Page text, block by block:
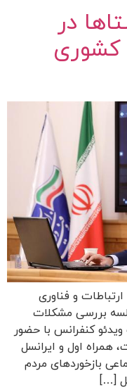
در
کشوری
و فناوری
بررسی مشکلات
کنفرانس با حضور
همراه اول و ایرانسل
بازخوردهای مردم
[…]